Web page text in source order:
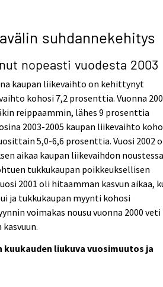
suhdannekehitys
nopeasti vuodesta 2003
kaupan liikevaihto on kehittynyt
kohosi 7,2 prosenttia. Vuonna
reippaammin, lähes 9 prosenttia
2003-2005 kaupan liikevaihto
5,0-6,6 prosenttia. Vuosi 2002
aikaa kaupan liikevaihdon
tukkukaupan poikkeuksellisen
2001 oli hitaamman kasvun aikaa,
ja tukkukaupan myynti kohosi
voimakas nousu vuonna 2000 veti
liukuva vuosimuutos ja